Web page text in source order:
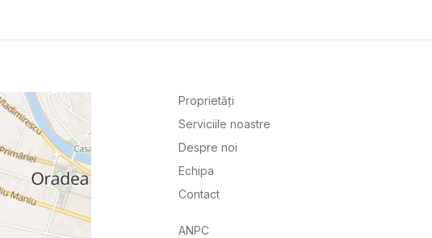
Proprietăți
Serviciile noastre
Despre noi
Echipa
Contact
ANPC